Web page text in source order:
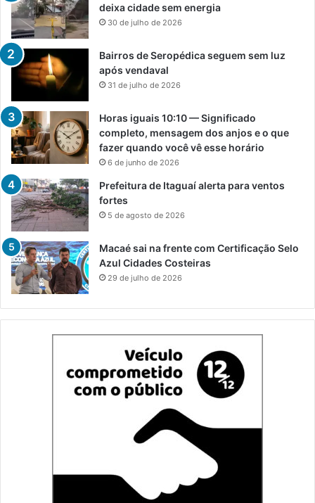
deixa cidade sem energia
30 de julho de 2026
Bairros de Seropédica seguem sem luz
após vendaval
31 de julho de 2026
Horas iguais 10:10 — Significado
completo, mensagem dos anjos e o que
fazer quando você vê esse horário
6 de junho de 2026
Prefeitura de Itaguaí alerta para ventos
fortes
5 de agosto de 2026
Macaé sai na frente com Certificação Selo
Azul Cidades Costeiras
29 de julho de 2026